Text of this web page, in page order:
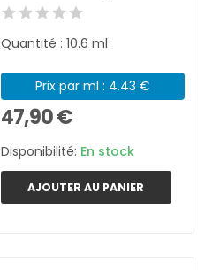
Quantité : 10.6 ml
Prix par ml : 4.43 €
47,90 €
Disponibilité: En stock
AJOUTER AU PANIER